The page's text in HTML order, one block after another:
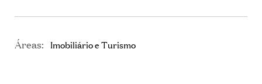
Áreas: Imobiliário e Turismo